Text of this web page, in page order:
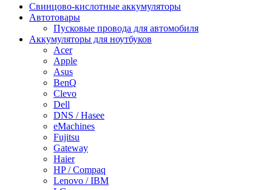
Cвинцово-кислотные аккумуляторы
Автотовары
Пусковые провода для автомобиля
Аккумуляторы для ноутбуков
Acer
Apple
Asus
BenQ
Clevo
Dell
DNS / Hasee
eMachines
Fujitsu
Gateway
Haier
HP / Compaq
Lenovo / IBM